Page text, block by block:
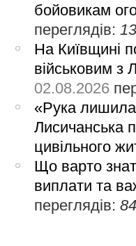
бойовикам
переглядів:
На Київщині
військовим
02.08.2026
«Рука
Лисичанська
цивільного
Що варто
виплати та
переглядів: